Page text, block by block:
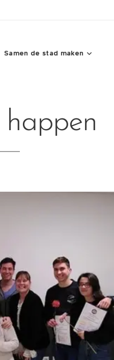
Samen de stad maken